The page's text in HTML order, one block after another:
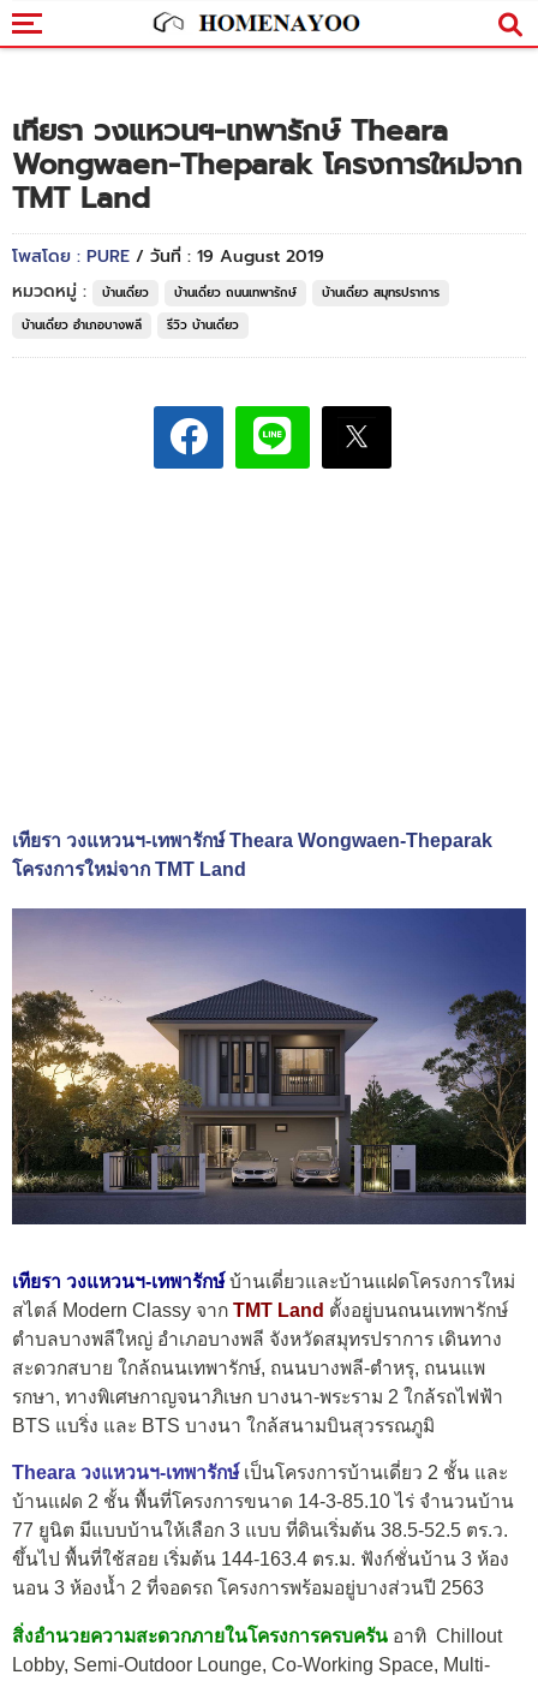
เทียรา วงแหวนฯ-เทพารักษ์ Theara
Wongwaen-Theparak โครงการใหม่จาก
TMT Land
โพสโดย : PURE / วันที่ : 19 August 2019
หมวดหมู่ :
บ้านเดี่ยว บ้านเดี่ยว ถนนเทพารักษ์
บ้านเดี่ยว สมุทรปราการ
บ้านเดี่ยว อำเภอบางพลี
รีวิว บ้านเดี่ยว
เทียรา วงแหวนฯ-เทพารักษ์ Theara Wongwaen-Theparak
โครงการใหม่จาก TMT Land
เทียรา วงแหวนฯ-เทพารักษ์บ้านเดี่ยวและบ้านแฝดโครงการใหม่
สไตล์ Modern Classy จาก TMT Land ตั้งอยู่บนถนนเทพารักษ์
ตำบลบางพลีใหญ่ อำเภอบางพลี จังหวัดสมุทรปราการ เดินทาง
สะดวกสบาย ใกล้ถนนเทพารักษ์, ถนนบางพลี-ตำหรุ, ถนนแพ
รกษา, ทางพิเศษกาญจนาภิเษก บางนา-พระราม 2 ใกล้รถไฟฟ้า
BTS แบริ่ง และ BTS บางนา ใกล้สนามบินสุวรรณภูมิ
Theara วงแหวนฯ-เทพารักษ์เป็นโครงการบ้านเดี่ยว 2 ชั้น และ
บ้านแฝด 2 ชั้น พื้นที่โครงการขนาด 14-3-85.10 ไร่ จำนวนบ้าน
77 ยูนิต มีแบบบ้านให้เลือก 3 แบบ ที่ดินเริ่มต้น 38.5-52.5 ตร.ว.
ขึ้นไป พื้นที่ใช้สอย เริ่มต้น 144-163.4 ตร.ม. ฟังก์ชั่นบ้าน 3 ห้อง
นอน 3 ห้องน้ำ 2 ที่จอดรถ โครงการพร้อมอยู่บางส่วนปี 2563
สิ่งอำนวยความสะดวกภายในโครงการครบครัน อาทิ Chillout
Lobby, Semi-Outdoor Lounge, Co-Working Space, Multi-